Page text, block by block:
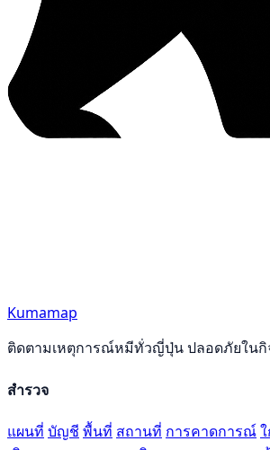
Kumamap
ติดตามเหตุการณ์หมีทั่วญี่ปุ่น ปลอดภัยในกิ
สำรวจ
แผนที่ บัญชี พื้นที่ สถานที่ การคาดการณ์